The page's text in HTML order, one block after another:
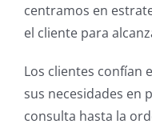
centramos en
el cliente para
Los clientes confían
sus necesidades en
consulta hasta la